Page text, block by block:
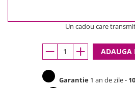
Un cadou care
ADAUGA
Garantie 1 an de zile -